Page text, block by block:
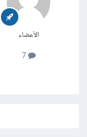
الأعضاء
7